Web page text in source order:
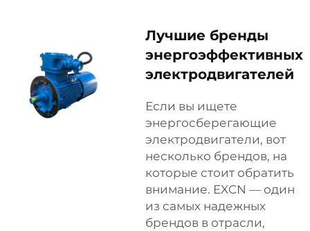
Лучшие бренды
энергоэффективных
электродвигателей
Если вы ищете
энергосберегающие
электродвигатели, вот
несколько брендов, на
которые стоит обратить
внимание. EXCN — один
из самых надежных
брендов в отрасли,